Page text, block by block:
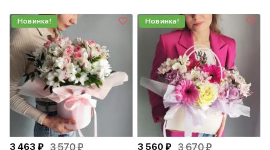
Новинка!
3 463 ₽ 3 570 ₽
Новинка!
3 560 ₽ 3 670 ₽